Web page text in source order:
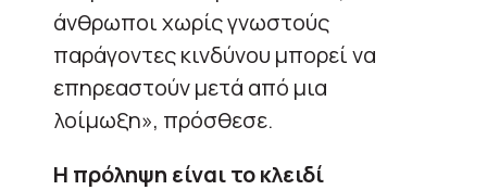
άνθρωποι χωρίς γνωστούς
παράγοντες κινδύνου μπορεί να
επηρεαστούν μετά από μια
λοίμωξη», πρόσθεσε.
Η πρόληψη είναι το κλειδί